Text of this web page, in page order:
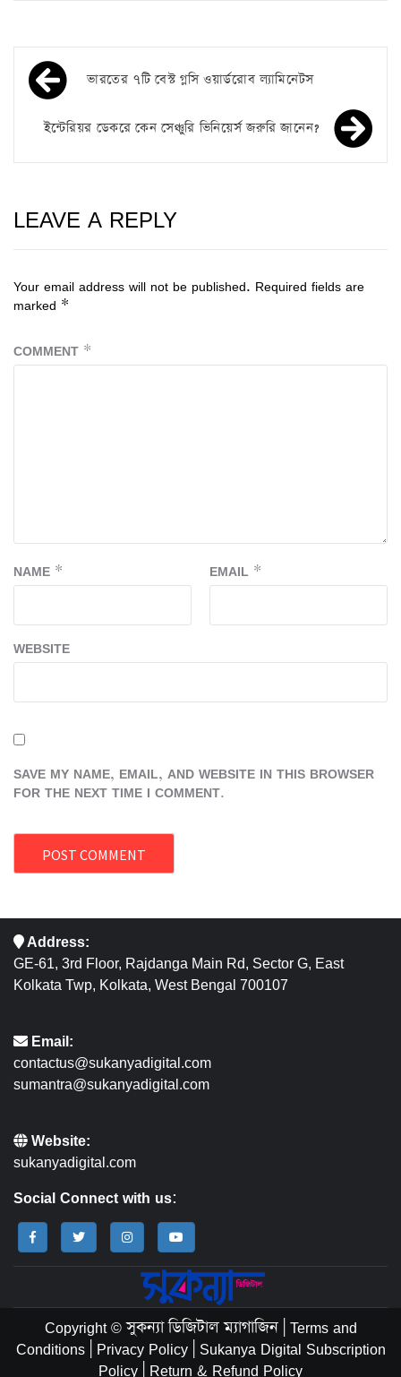
ভারতের ৭টি বেস্ট গ্লসি ওয়ার্ডরোব ল্যামিনেটস
ইন্টেরিয়র ডেকরে কেন সেঞ্চুরি ভিনিয়ের্স জরুরি জানেন?
LEAVE A REPLY
Your email address will not be published. Required fields are
marked *
COMMENT *
NAME * EMAIL *
WEBSITE
SAVE MY NAME, EMAIL, AND WEBSITE IN THIS BROWSER
FOR THE NEXT TIME I COMMENT.
Address:
GE-61, 3rd Floor, Rajdanga Main Rd, Sector G, East
Kolkata Twp, Kolkata, West Bengal 700107
Email:
contactus@sukanyadigital.com
sumantra@sukanyadigital.com
Website:
sukanyadigital.com
Social Connect with us:
Copyright © সুকন্যা ডিজিটাল ম্যাগাজিন Terms and
Conditions
Privacy Policy
Sukanya Digital Subscription
Policy Return & Refund Policy